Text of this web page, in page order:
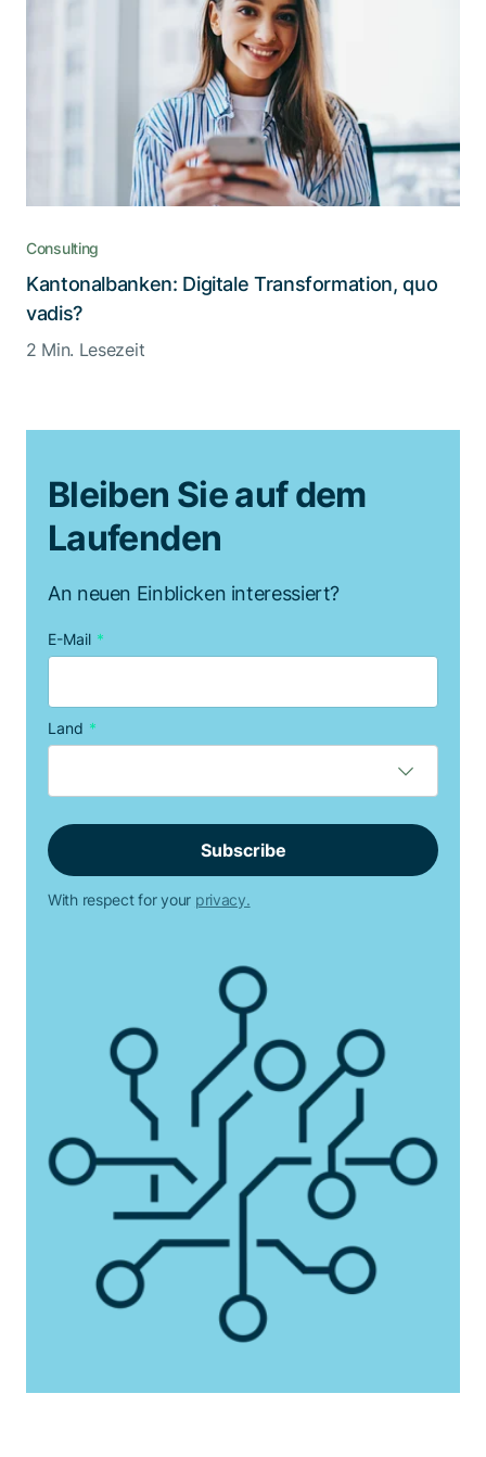
Consulting
Kantonalbanken: Digitale Transformation, quo
vadis?
2 Min. Lesezeit
Bleiben Sie auf dem
Laufenden
An neuen Einblicken interessiert?
E-Mail *
Land *
With respect for your privacy.